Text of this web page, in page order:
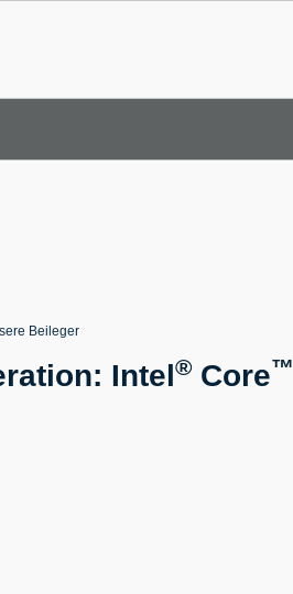
Beileger
Intel® Core™